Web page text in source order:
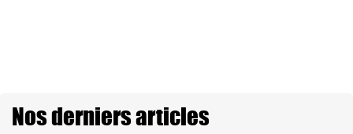
Nos derniers articles